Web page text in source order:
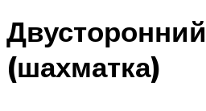
Двусторонний
(шахматка)